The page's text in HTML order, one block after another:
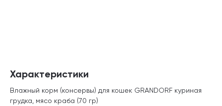
Характеристики
Влажный корм (консервы) для кошек GRANDORF куриная
грудка, мясо краба (70 гр)